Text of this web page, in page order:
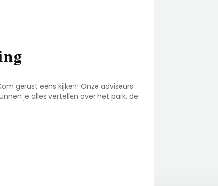
gerust eens kijken! Onze adviseurs
je alles vertellen over het park, de